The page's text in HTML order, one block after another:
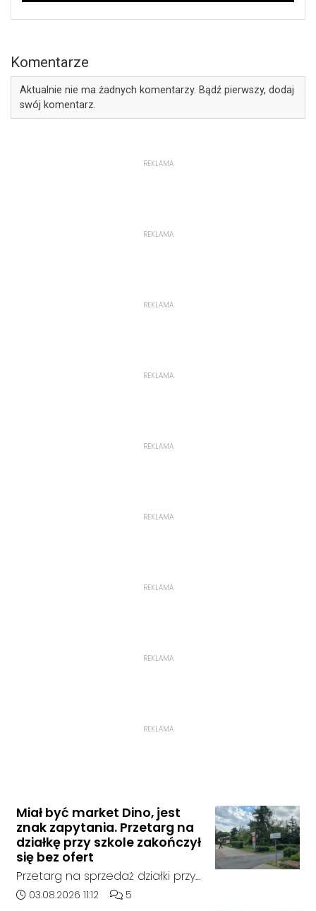
Komentarze
Aktualnie nie ma żadnych komentarzy. Bądź pierwszy, dodaj
swój komentarz.
REKLAMA
REKLAMA
REKLAMA
REKLAMA
REKLAMA
REKLAMA
REKLAMA
REKLAMA
REKLAMA
Miał być market Dino, jest
znak zapytania. Przetarg na
działkę przy szkole zakończył
się bez ofert
Przetarg na sprzedaż działki przy
Zespole Szkół Technicznych i
Data dodania artykułu:
03.08.2026 11:12 Liczba komentarzy artykułu:
5